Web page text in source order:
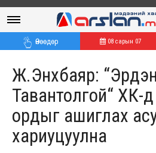
Өнөөдөр 08 сарын 07
Ж.Энхбаяр:
Тавантолгой“ ХК-
ордыг ашиглах
хариуцуулна